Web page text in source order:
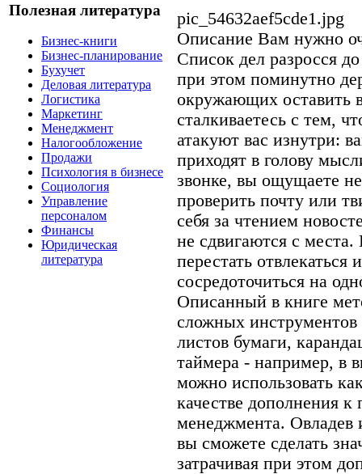
Полезная литература
Бизнес-книги
Бизнес-планирование
Бухучет
Деловая литература
Логистика
Маркетинг
Менеджмент
Налогообложение
Продажи
Психология в бизнесе
Социология
Управление
персоналом
Финансы
Юридическая
литература
pic_54632aef5cde1.jpg
Описание Вам нужно
Список дел разросся
при этом поминутно
окружающих оставить
сталкиваетесь с тем,
атакуют вас изнутри:
приходят в голову
звонке, вы ощущаете
проверить почту или
себя за чтением
не сдвигаются с
перестать
сосредоточиться на
Описанный в книге
сложных инструментов
листов бумаги,
таймера - например, в
можно использовать
качестве дополнения
менеджмента. Овладев
вы сможете сделать
затрачивая при этом